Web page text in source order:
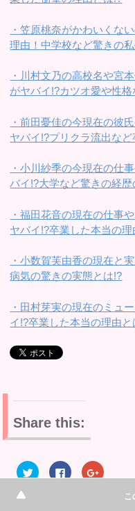
・笠原桃奈がかわいくな
理由！中学校など驚きの
・川村文乃の高校名や宮
がヤバイ!?カツオ愛や性
・前田憂佳の今現在の彼
ヤバイ!?プリクラ流出な
・小川紗季の今現在の仕
バイ!?大学など驚きの経
・福田花音の現在の仕事
ヤバイ!?卒業した本当の
・小数賀芙由香の現在と
病気の驚きの実態とは!?
・田村芽実の現在のミュ
イ!?卒業した本当の理由と
Share this:
ク
リ
F
a
ク
リ
こ